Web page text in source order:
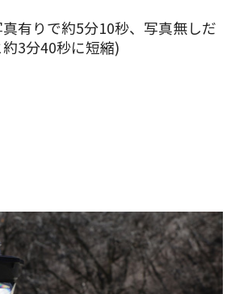
有りで約5分10秒、写真無しだ
約3分40秒に短縮)